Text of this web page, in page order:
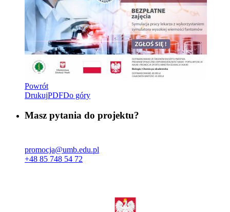
Powrót
DrukujPDFDo góry
Masz pytania do projektu?
promocja@umb.edu.pl
+48 85 748 54 72